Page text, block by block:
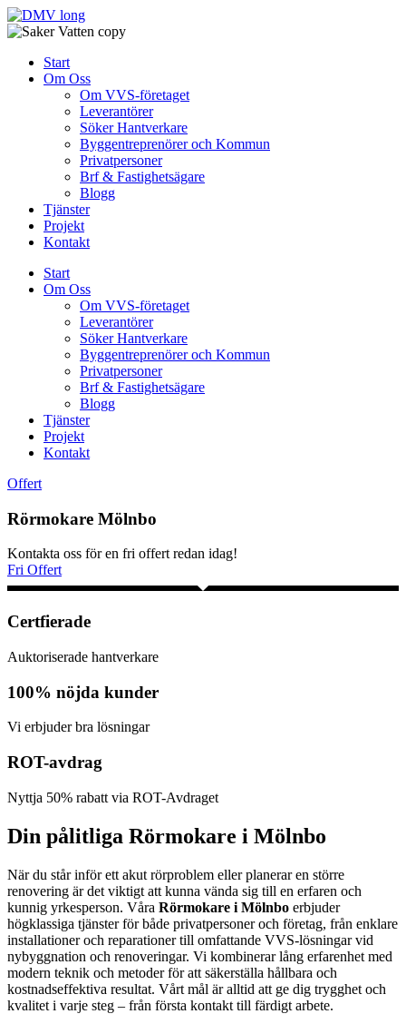
Skip
to
Start
Om Oss
Om VVS-företaget
Leverantörer
Söker Hantverkare
Byggentreprenörer och Kommun
Privatpersoner
Brf & Fastighetsägare
Blogg
Tjänster
Projekt
Kontakt
Start
Om Oss
Om VVS-företaget
Leverantörer
Söker Hantverkare
Byggentreprenörer och Kommun
Privatpersoner
Brf & Fastighetsägare
Blogg
Tjänster
Projekt
Kontakt
Offert
Rörmokare Mölnbo
Kontakta oss för en fri offert redan idag!
Fri Offert
Certfierade
Auktoriserade hantverkare
100% nöjda kunder
Vi erbjuder bra lösningar
ROT-avdrag
Nyttja 50% rabatt via ROT-Avdraget
Din pålitliga Rörmokare i Mölnbo
När du står inför ett akut rörproblem eller planerar en större
renovering är det viktigt att kunna vända sig till en erfaren och
kunnig yrkesperson. Våra Rörmokare i Mölnbo erbjuder
högklassiga tjänster för både privatpersoner och företag, från enklare
installationer och reparationer till omfattande VVS-lösningar vid
nybyggnation och renoveringar. Vi kombinerar lång erfarenhet med
modern teknik och metoder för att säkerställa hållbara och
kostnadseffektiva resultat. Vårt mål är alltid att ge dig trygghet och
kvalitet i varje steg – från första kontakt till färdigt arbete.